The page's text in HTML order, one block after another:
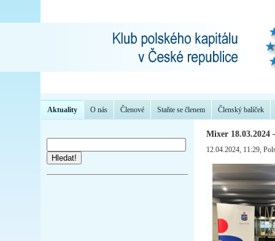
Aktuality O nás Členové Staňte se členem Členský balíček
Hledat!
Mixer
12.04.2024, 11:29,